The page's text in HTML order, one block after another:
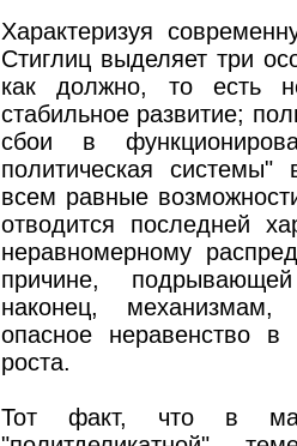
Характеризуя
Стиглиц выделяет три
как должно, то есть
стабильное развитие;
сбои в
политическая
всем равные
отводится последней
неравномерному
причине,
наконец, механизмам,
опасное неравенство в
роста.
Тот факт, что в